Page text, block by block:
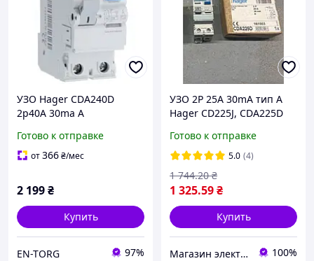
УЗО Hager CDA240D
2р40А 30ma А
Готово к отправке
от366₴/мес
2 199₴
Купить
EN-TORG 97%
УЗО 2P 25A 30mA тип A
Hager CD225J, CDA225D
Готово к отправке
5.0 (4)
1 325.59₴
1 744.20 ₴
Купить
Магазин электротоваров ASFA 100%